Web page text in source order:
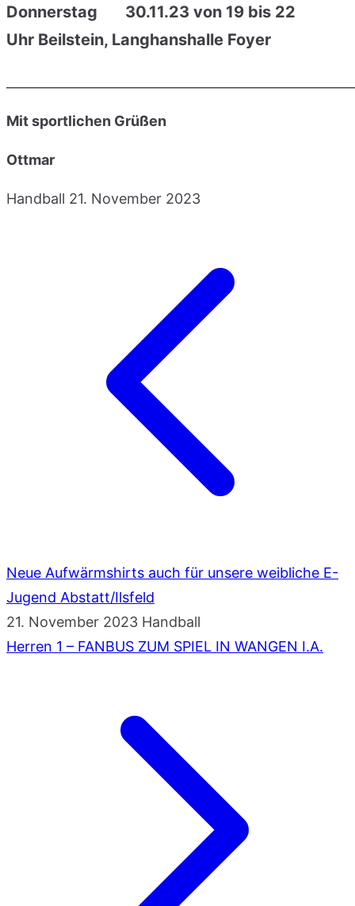
Donnerstag 30.11.23 von 19 bis 22
Uhr Beilstein, Langhanshalle Foyer
Mit sportlichen Grüßen
Ottmar
Handball 21. November 2023
Neue Aufwärmshirts auch für unsere weibliche E-
Jugend Abstatt/Ilsfeld
21. November 2023 Handball
Herren 1 – FANBUS ZUM SPIEL IN WANGEN I.A.